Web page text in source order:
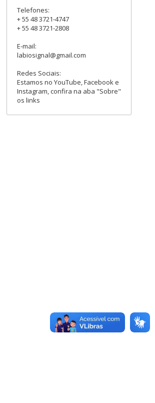
Telefones:
+ 55 48 3721-4747
+ 55 48 3721-2808
E-mail:
labiosignal@gmail.com
Redes Sociais:
Estamos no YouTube, Facebook e
Instagram, confira na aba "Sobre"
os links